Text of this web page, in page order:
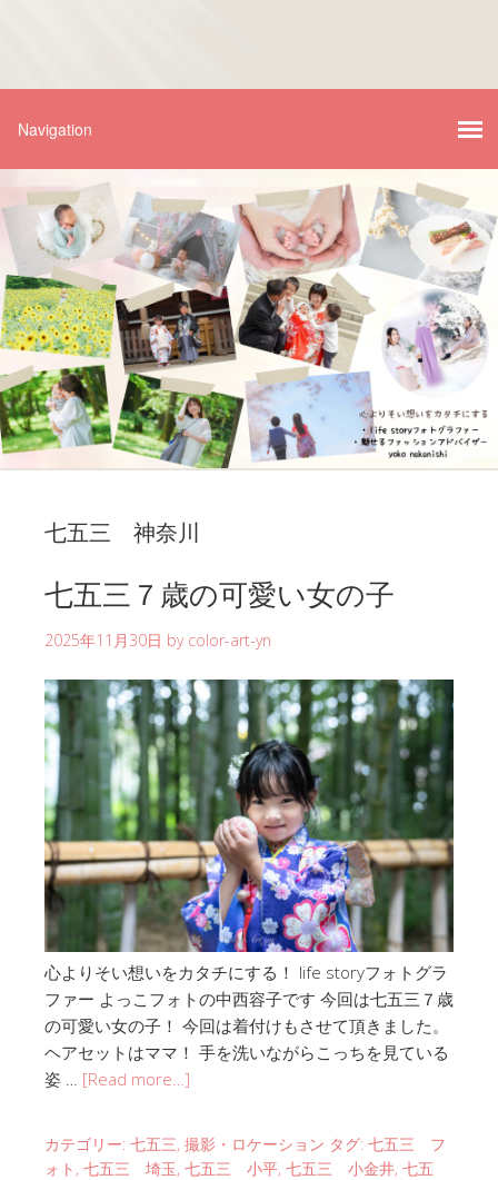
七五三 神奈川
七五三７歳の可愛い女の子
2025年11月30日 by color-art-yn
心よりそい想いをカタチにする！ life storyフォトグラ
ファー よっこフォトの中西容子です 今回は七五三７歳
の可愛い女の子！ 今回は着付けもさせて頂きました。
ヘアセットはママ！ 手を洗いながらこっちを見ている
姿 … [Read more…]
カテゴリー: 七五三, 撮影・ロケーション タグ: 七五三 フ
ォト , 七五三 埼玉, 七五三 小平, 七五三 小金井, 七五